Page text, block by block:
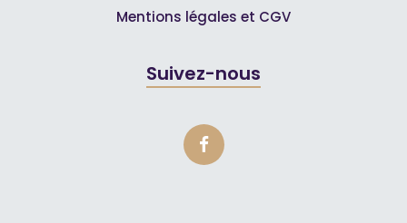
Mentions légales et CGV
Suivez-nous